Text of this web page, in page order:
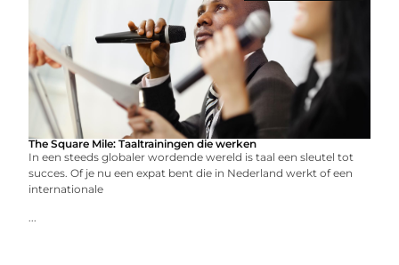
The Square Mile: Taaltrainingen die werken
In een steeds globaler wordende wereld is taal een sleutel tot
succes. Of je nu een expat bent die in Nederland werkt of een
internationale
...